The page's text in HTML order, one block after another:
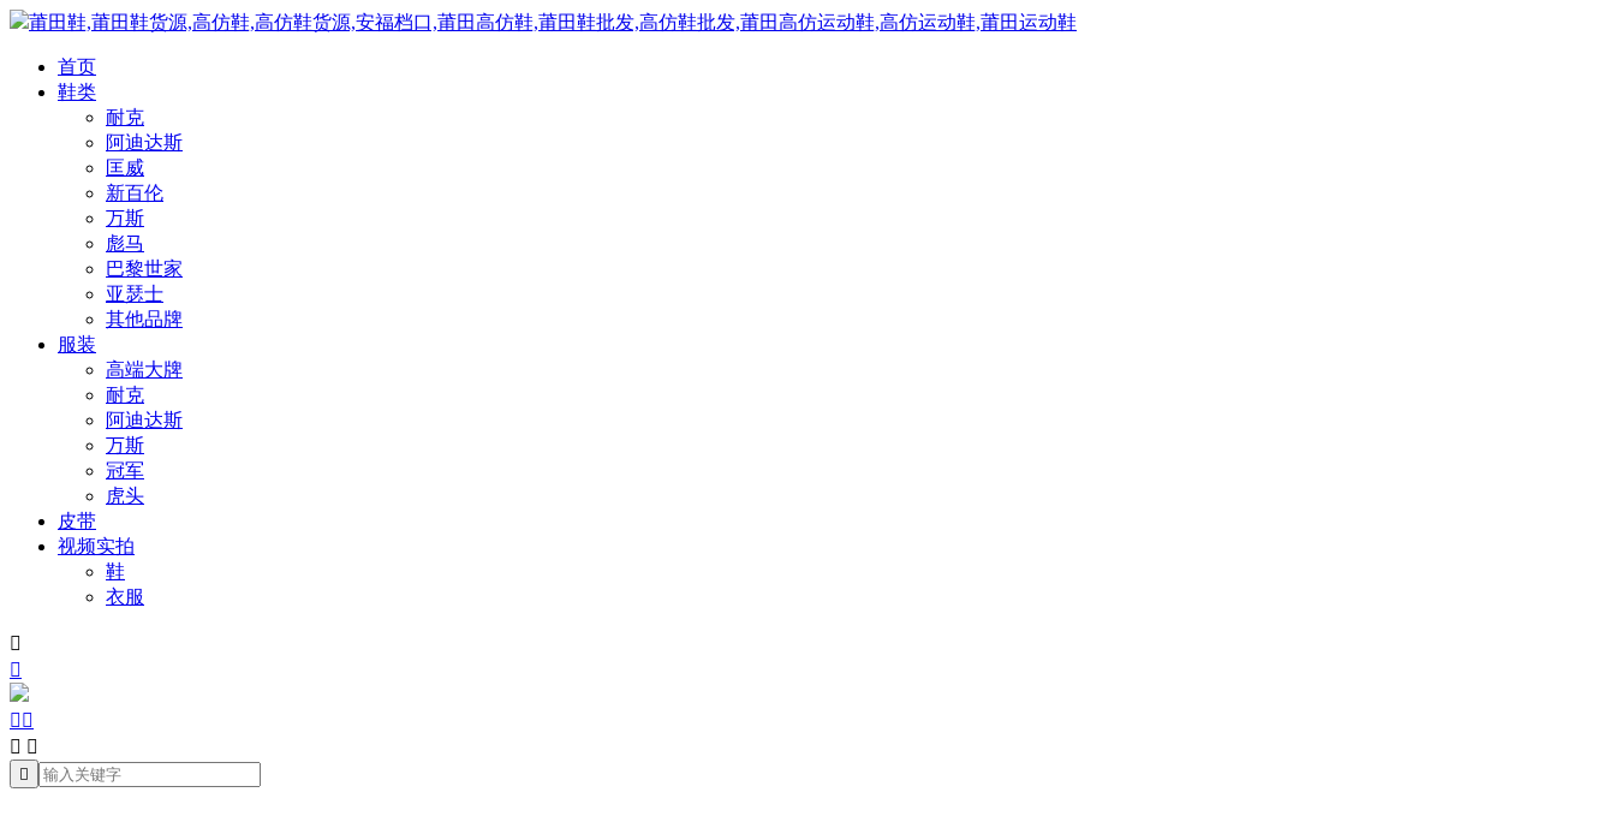
莆田鞋,莆田鞋货源,高仿鞋,高仿鞋货源,安福档口,莆田高仿鞋,莆田鞋批发,高仿鞋批发,莆田高仿运动鞋,高仿运动鞋,莆田运动鞋
首页
鞋类
耐克
阿迪达斯
匡威
新百伦
万斯
彪马
巴黎世家
亚瑟士
其他品牌
服装
高端大牌
耐克
阿迪达斯
万斯
冠军
虎头
皮带
视频实拍
鞋
衣服


 
 
